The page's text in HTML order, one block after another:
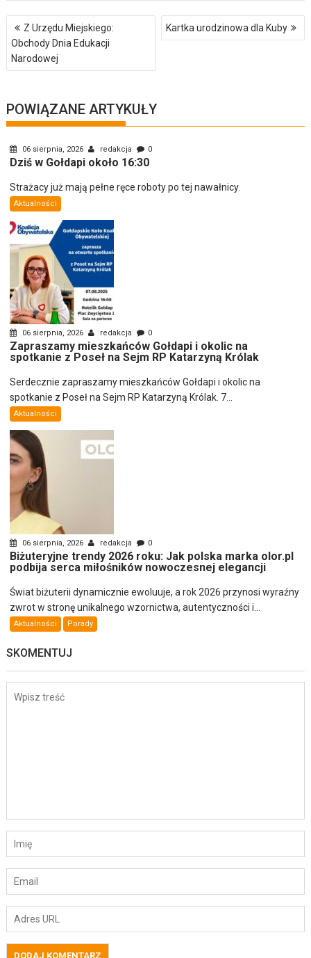
Nawigacja
wpisu
Z Urzędu Miejskiego:
Obchody Dnia Edukacji
Narodowej
Kartka urodzinowa dla Kuby
POWIĄZANE ARTYKUŁY
06 sierpnia, 2026 redakcja 0
Dziś w Gołdapi około 16:30
Strażacy już mają pełne ręce roboty po tej nawałnicy.
Aktualności
06 sierpnia, 2026 redakcja 0
Zapraszamy mieszkańców Gołdapi i okolic na
spotkanie z Poseł na Sejm RP Katarzyną Królak
Serdecznie zapraszamy mieszkańców Gołdapi i okolic na
spotkanie z Poseł na Sejm RP Katarzyną Królak. 7...
Aktualności
06 sierpnia, 2026 redakcja 0
Biżuteryjne trendy 2026 roku: Jak polska marka olor.pl
podbija serca miłośników nowoczesnej elegancji
Świat biżuterii dynamicznie ewoluuje, a rok 2026 przynosi wyraźny
zwrot w stronę unikalnego wzornictwa, autentyczności i...
Aktualności Porady
SKOMENTUJ